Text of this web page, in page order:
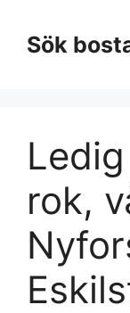
innehåll
Sök
rok,